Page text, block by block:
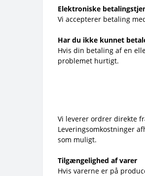
Elektroniske
Vi accepterer betaling
Har du ikke kunnet
Hvis din betaling af en
problemet hurtigt.
Vi leverer ordrer direkte
Leveringsomkostninger
som muligt.
Tilgængelighed af varer
Hvis varerne er på